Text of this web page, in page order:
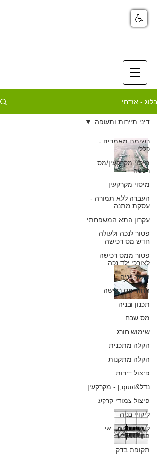
בלוג - אזרחי
רשימת מאמרים -
כללי
מיסוי מקרקעין/מס
רכשה
מיסוי מקרקעין
העברה ללא תמורה -
עסקת מתנה
עקרון התא המשפחתי
פטור לנכה ולעולה
חדש מס רכישה
פטור ממס רכישה
לצורכי ילד נכה
היתר בניה
החזר מס רכישה
תכנון ובניה
מס שבח
שימוש חורג
הקלה מתכנית
הקלה מתקנות
פיצול דירות
נדל&quot;ן - מקרקעין
פיצול צמודי קרקע
ליקויי בניה
ליקויי בנייה - אי
התאמות
תקופת בדק
דיני תיירות ותעופה
איש הצוות חלה,
האם חברת
מתשלום פיצוי?
כפיר חיון, עורך דין
תפצה לקוח שלא